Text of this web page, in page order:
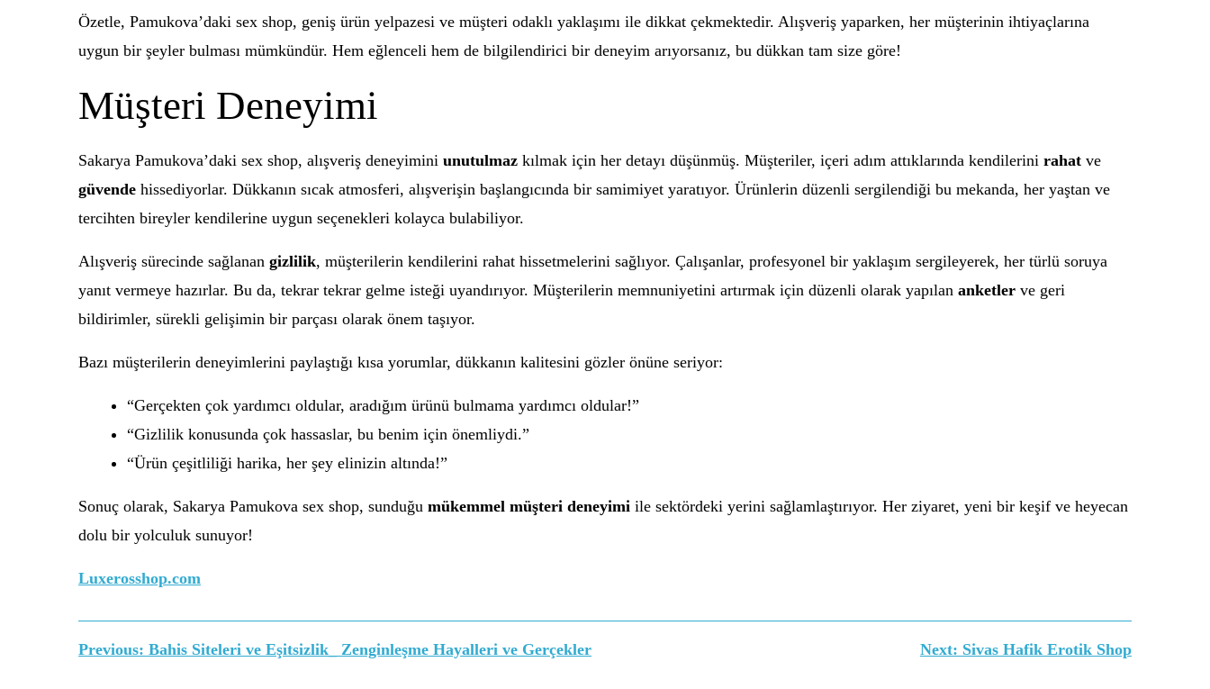
Özetle, Pamukova’daki sex shop, geniş ürün yelpazesi ve müşteri odaklı yaklaşımı ile dikkat çekmektedir. Alışveriş yaparken, her müşterinin ihtiyaçlarına
uygun bir şeyler bulması mümkündür. Hem eğlenceli hem de bilgilendirici bir deneyim arıyorsanız, bu dükkan tam size göre!
Müşteri Deneyimi
Sakarya Pamukova’daki sex shop, alışveriş deneyimini unutulmaz kılmak için her detayı düşünmüş. Müşteriler, içeri adım attıklarında kendilerini rahat ve
güvende hissediyorlar. Dükkanın sıcak atmosferi, alışverişin başlangıcında bir samimiyet yaratıyor. Ürünlerin düzenli sergilendiği bu mekanda, her yaştan ve
tercihten bireyler kendilerine uygun seçenekleri kolayca bulabiliyor.
Alışveriş sürecinde sağlanan gizlilik, müşterilerin kendilerini rahat hissetmelerini sağlıyor. Çalışanlar, profesyonel bir yaklaşım sergileyerek, her türlü soruya
yanıt vermeye hazırlar. Bu da, tekrar tekrar gelme isteği uyandırıyor. Müşterilerin memnuniyetini artırmak için düzenli olarak yapılan anketler ve geri
bildirimler, sürekli gelişimin bir parçası olarak önem taşıyor.
Bazı müşterilerin deneyimlerini paylaştığı kısa yorumlar, dükkanın kalitesini gözler önüne seriyor:
“Gerçekten çok yardımcı oldular, aradığım ürünü bulmama yardımcı oldular!”
“Gizlilik konusunda çok hassaslar, bu benim için önemliydi.”
“Ürün çeşitliliği harika, her şey elinizin altında!”
Sonuç olarak, Sakarya Pamukova sex shop, sunduğu mükemmel müşteri deneyimi ile sektördeki yerini sağlamlaştırıyor. Her ziyaret, yeni bir keşif ve heyecan
dolu bir yolculuk sunuyor!
Luxerosshop.com
Yazı
Previous: Bahis Siteleri ve Eşitsizlik_ Zenginleşme Hayalleri ve Gerçekler Next: Sivas Hafik Erotik Shop